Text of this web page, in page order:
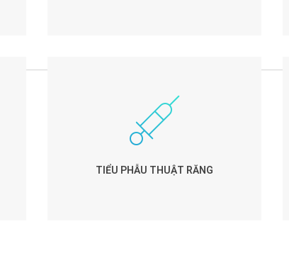
TIỂU PHẪU THUẬT RĂNG